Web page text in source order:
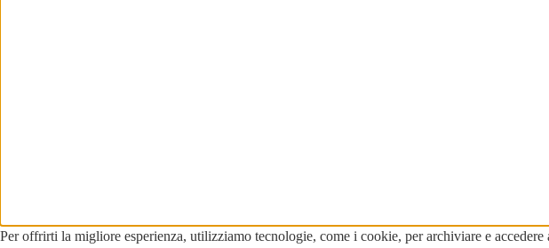
Per offrirti la migliore esperienza, utilizziamo tecnologie, come i cookie, per archiviare e